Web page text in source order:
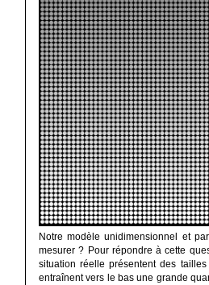
Notre modèle unidimensionnel et
mesurer ? Pour répondre à cette
situation réelle présentent des
entraînent vers le bas une grande